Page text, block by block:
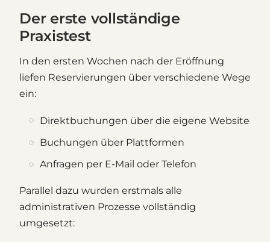
Der erste vollständige
Praxistest
In den ersten Wochen nach der Eröffnung
liefen Reservierungen über verschiedene Wege
ein:
Direktbuchungen über die eigene Website
Buchungen über Plattformen
Anfragen per E-Mail oder Telefon
Parallel dazu wurden erstmals alle
administrativen Prozesse vollständig
umgesetzt: